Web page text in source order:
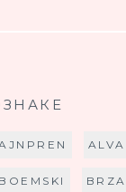
ALVA
BOEMSKI